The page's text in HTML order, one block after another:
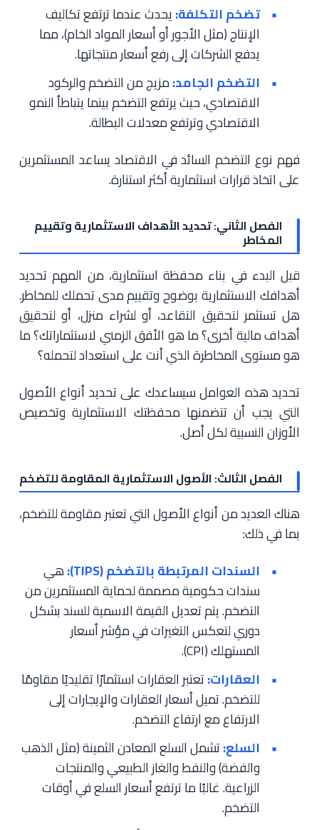
تضخم التكلفة:يحدث عندما ترتفع تكاليف
الإنتاج (مثل الأجور أو أسعار المواد الخام)، مما
يدفع الشركات إلى رفع أسعار منتجاتها.
التضخم الجامد:مزيج من التضخم والركود
الاقتصادي، حيث يرتفع التضخم بينما يتباطأ النمو
الاقتصادي وترتفع معدلات البطالة.
فهم نوع التضخم السائد في الاقتصاد يساعد المستثمرين
على اتخاذ قرارات استثمارية أكثر استنارة.
الفصل الثاني: تحديد الأهداف الاستثمارية وتقييم
المخاطر
قبل البدء في بناء محفظة استثمارية، من المهم تحديد
أهدافك الاستثمارية بوضوح وتقييم مدى تحملك للمخاطر.
هل تستثمر لتحقيق التقاعد، أو لشراء منزل، أو لتحقيق
أهداف مالية أخرى؟ ما هو الأفق الزمني لاستثماراتك؟ ما
هو مستوى المخاطرة الذي أنت على استعداد لتحمله؟
تحديد هذه العوامل سيساعدك على تحديد أنواع الأصول
التي يجب أن تتضمنها محفظتك الاستثمارية وتخصيص
الأوزان النسبية لكل أصل.
الفصل الثالث: الأصول الاستثمارية المقاومة للتضخم
هناك العديد من أنواع الأصول التي تعتبر مقاومة للتضخم،
بما في ذلك:
السندات المرتبطة بالتضخم (TIPS):
هي
سندات حكومية مصممة لحماية المستثمرين من
التضخم. يتم تعديل القيمة الاسمية للسند بشكل
دوري لتعكس التغيرات في مؤشر أسعار
المستهلك (CPI).
العقارات:تعتبر العقارات استثمارًا تقليديًا مقاومًا
للتضخم. تميل أسعار العقارات والإيجارات إلى
الارتفاع مع ارتفاع التضخم.
السلع:تشمل السلع المعادن الثمينة (مثل الذهب
والفضة) والنفط والغاز الطبيعي والمنتجات
الزراعية. غالبًا ما ترتفع أسعار السلع في أوقات
التضخم.